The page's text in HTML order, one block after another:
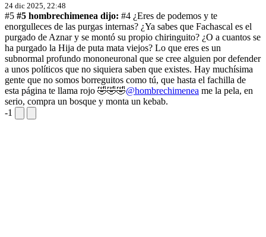
24 dic 2025, 22:48
#5 #5 hombrechimenea dijo: #4 ¿Eres de podemos y te
enorgulleces de las purgas internas? ¿Ya sabes que Fachascal es el
purgado de Aznar y se montó su propio chiringuito? ¿O a cuantos se
ha purgado la Hija de puta mata viejos? Lo que eres es un
subnormal profundo mononeuronal que se cree alguien por defender
a unos políticos que no siquiera saben que existes. Hay muchísima
gente que no somos borreguitos como tú, que hasta el fachilla de
esta página te llama rojo 🤣🤣🤣@hombrechimenea me la pela, en
serio, compra un bosque y monta un kebab.
-1